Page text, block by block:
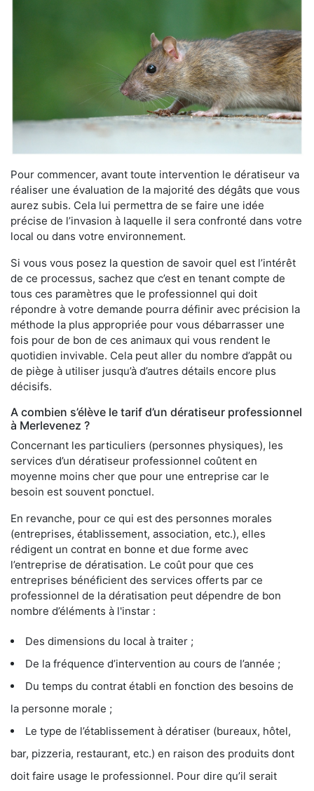
Pour commencer, avant toute intervention le dératiseur va
réaliser une évaluation de la majorité des dégâts que vous
aurez subis. Cela lui permettra de se faire une idée
précise de l’invasion à laquelle il sera confronté dans votre
local ou dans votre environnement.
Si vous vous posez la question de savoir quel est l’intérêt
de ce processus, sachez que c’est en tenant compte de
tous ces paramètres que le professionnel qui doit
répondre à votre demande pourra définir avec précision la
méthode la plus appropriée pour vous débarrasser une
fois pour de bon de ces animaux qui vous rendent le
quotidien invivable. Cela peut aller du nombre d’appât ou
de piège à utiliser jusqu’à d’autres détails encore plus
décisifs.
A combien s’élève le tarif d’un dératiseur professionnel
à Merlevenez ?
Concernant les particuliers (personnes physiques), les
services d’un dératiseur professionnel coûtent en
moyenne moins cher que pour une entreprise car le
besoin est souvent ponctuel.
En revanche, pour ce qui est des personnes morales
(entreprises, établissement, association, etc.), elles
rédigent un contrat en bonne et due forme avec
l’entreprise de dératisation. Le coût pour que ces
entreprises bénéficient des services offerts par ce
professionnel de la dératisation peut dépendre de bon
nombre d’éléments à l'instar :
Des dimensions du local à traiter ;
De la fréquence d’intervention au cours de l’année ;
Du temps du contrat établi en fonction des besoins de
la personne morale ;
Le type de l’établissement à dératiser (bureaux, hôtel,
bar, pizzeria, restaurant, etc.) en raison des produits dont
doit faire usage le professionnel. Pour dire qu’il serait